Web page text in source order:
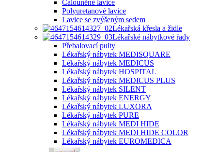
Čalouněné lavice
Polyuretanové lavice
Lavice se zvýšeným sedem
Lékařská křesla a židle
Lékařské nábytkové řady
Přebalovací pulty
Lékařský nábytek MEDISQUARE
Lékařský nábytek MEDICUS
Lékařský nábytek HOSPITAL
Lékařský nábytek MEDICUS PLUS
Lékařský nábytek SILENT
Lékařský nábytek ENERGY
Lékařský nábytek LUXORA
Lékařský nábytek PURE
Lékařský nábytek MEDI HIDE
Lékařský nábytek MEDI HIDE COLOR
Lékařský nábytek EUROMEDICA